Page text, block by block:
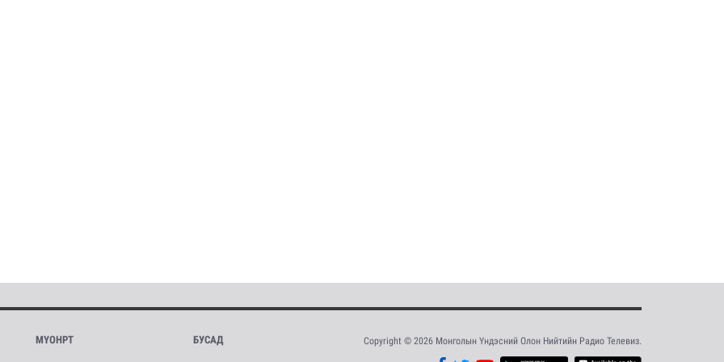
МҮОНРТ БУСАД Copyright © 2026 Монголын Үндэсний Олон Нийтийн Радио Телевиз.